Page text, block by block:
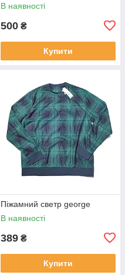
В наявності
500 ₴
Купити
Піжамний светр george
В наявності
389 ₴
Купити